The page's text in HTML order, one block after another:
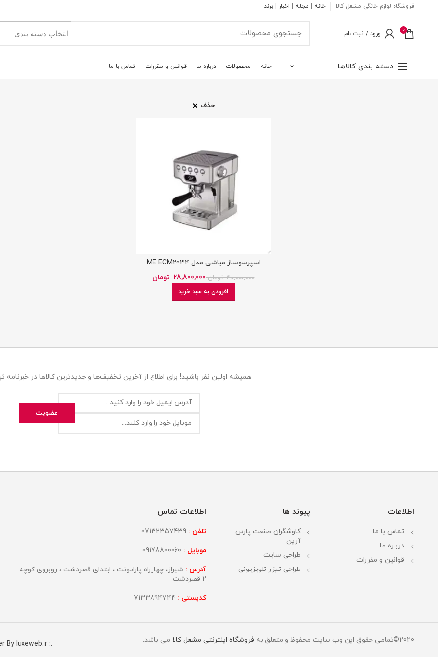
فروشگاه لوازم خانگی مشعل کالا خانه مجله اخبار برند
0 ورود / ثبت نام
دسته بندی کالاها خانه محصولات درباره ما قوانين و مقررات تماس با ما
حذف
اسپرسوساز مباشی مدل ME ECM2034
30,000,000 تومان28,800,000 تومان
افزودن به سبد خرید
همیشه اولین نفر باشید! برای اطلاع از آخرین تخفیف‌ها و جدیدترین کالاها در خبرنامه
اطلاعات
تماس با ما
درباره ما
قوانین و مقررات
پیوند ها
کاوشگران صنعت پارس
آرین
طراحی سایت
طراحی تیزر تلویزیونی
اطلاعات تماس
تلفن :
موبایل :
آدرس : شیراز، چهارراه پارامونت ، ابتدای قصردشت ، روبروی کوچه
2 قصردشت
کدپستی : 7133894744
2020©تمامی حقوق این وب سایت محفوظ و متعلق به فروشگاه اینترنتی مشعل کالا می باشد.
.: Power By shiraz-site.ir :.
By luxeweb.ir :.